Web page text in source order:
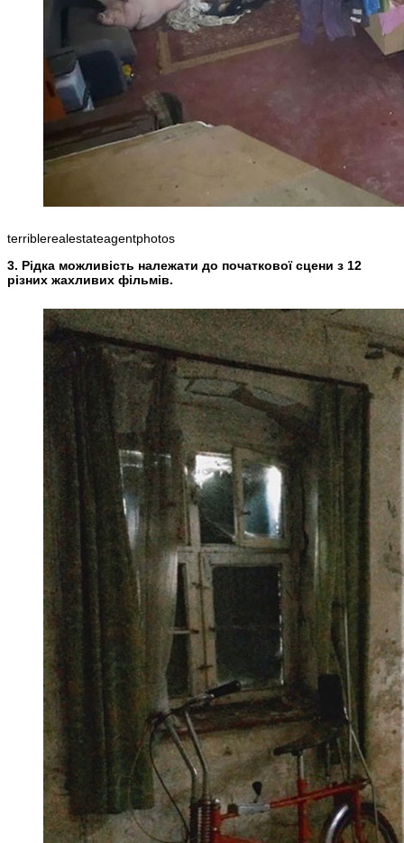
terriblerealestateagentphotos
3. Рідка можливість належати до початкової сцени з 12
різних жахливих фільмів.